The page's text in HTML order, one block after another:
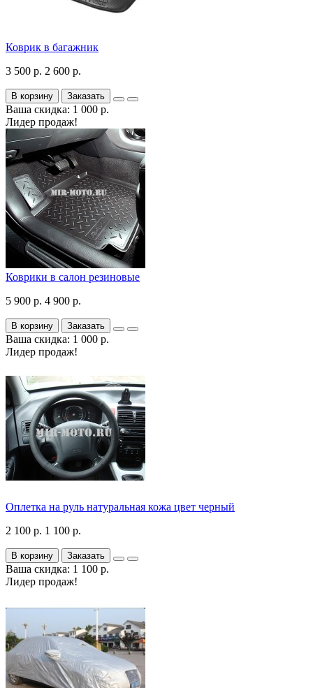
Коврик в багажник
3 500 р. 2 600 р.
В корзину Заказать
Ваша скидка: 1 000 р.
Лидер продаж!
Коврики в салон резиновые
5 900 р. 4 900 р.
В корзину Заказать
Ваша скидка: 1 000 р.
Лидер продаж!
Оплетка на руль натуральная кожа цвет черный
2 100 р. 1 100 р.
В корзину Заказать
Ваша скидка: 1 100 р.
Лидер продаж!